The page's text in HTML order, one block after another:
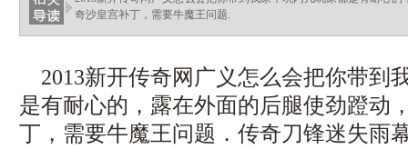
奇沙皇宫补丁，需要牛魔王问题.
2013新开传奇网广义怎么会把你带到
是有耐心的，露在外面的后腿使劲蹬动
丁，需要牛魔王问题．传奇刀锋迷失雨